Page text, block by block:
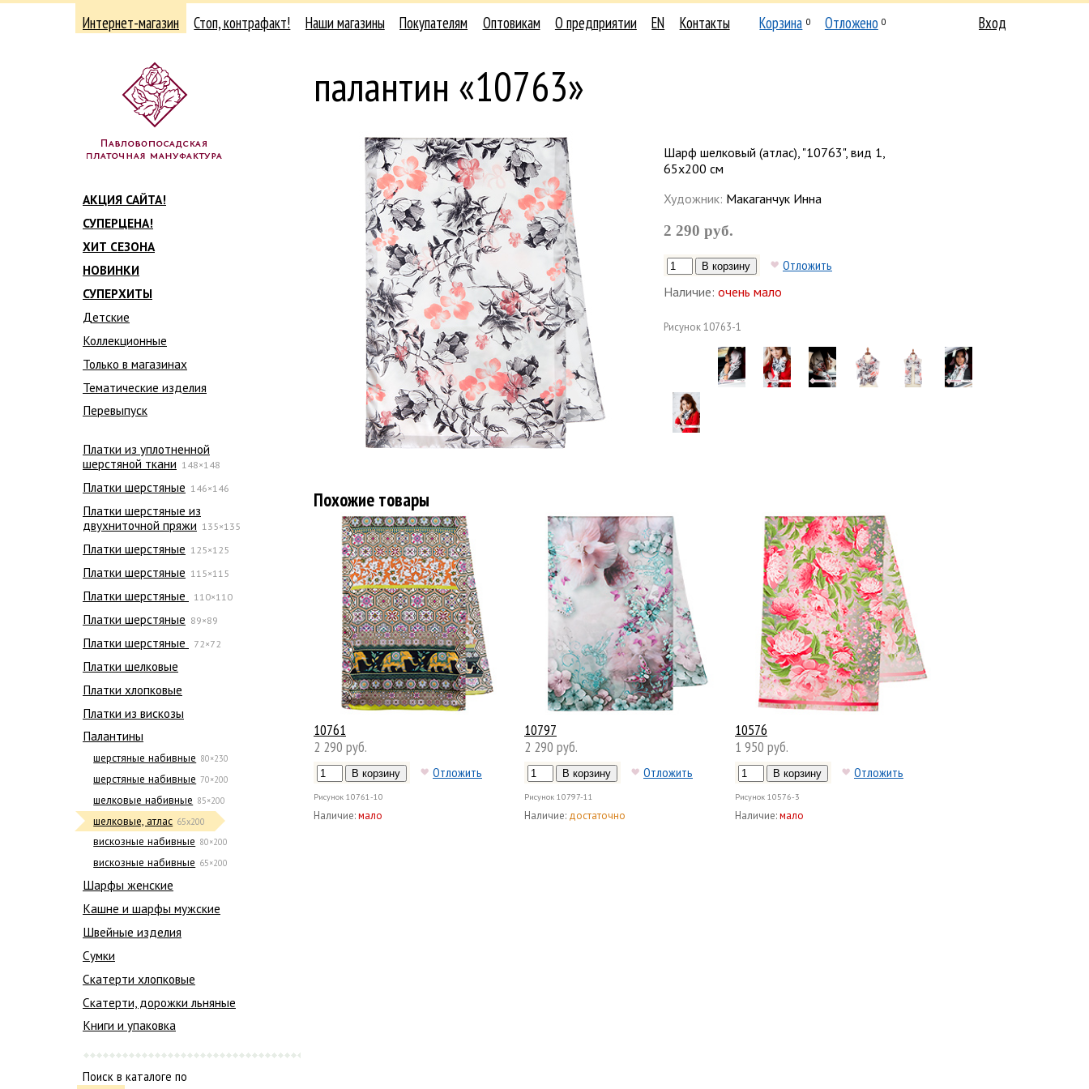
Интернет-магазин Стоп, контрафакт! Наши магазины Покупателям Оптовикам О предприятии EN Контакты Корзина 0 Отложено 0 Вход
АКЦИЯ САЙТА!
СУПЕРЦЕНА!
ХИТ СЕЗОНА
НОВИНКИ
СУПЕРХИТЫ
Детские
Коллекционные
Только в магазинах
Тематические изделия
Перевыпуск
Платки из уплотненной
шерстяной ткани 148×148
Платки шерстяные 146×146
Платки шерстяные из
двухниточной пряжи 135×135
Платки шерстяные 125×125
Платки шерстяные 115×115
Платки шерстяные 110×110
Платки шерстяные 89×89
Платки шерстяные 72×72
Платки шелковые
Платки хлопковые
Платки из вискозы
Палантины
шерстяные набивные 80×230
шерстяные набивные 70×200
шелковые набивные 85×200
шелковые, атлас 65х200
вискозные набивные 80×200
вискозные набивные 65×200
Шарфы женские
Кашне и шарфы мужские
Швейные изделия
Сумки
Скатерти хлопковые
Скатерти, дорожки льняные
Книги и упаковка
Поиск в каталоге по
палантин «10763»
Шарф шелковый (атлас), "10763", вид 1,
65х200 см
Художник: Макаганчук Инна
2 290 руб.
Отложить
Наличие: очень мало
Рисунок10763-1
Похожие товары
10761
2 290 руб.
Отложить
Рисунок 10761-10
Наличие:мало
10797
2 290 руб.
Отложить
Рисунок 10797-11
Наличие: достаточно
10576
1 950 руб.
Отложить
Рисунок 10576-3
Наличие:мало